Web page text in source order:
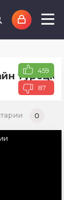
459
87
0